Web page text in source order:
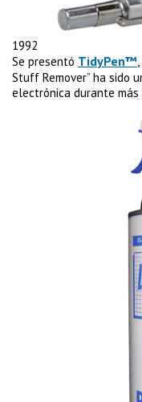
1992
Se presentó TidyPen™
Stuff Remover” ha sido
electrónica durante más